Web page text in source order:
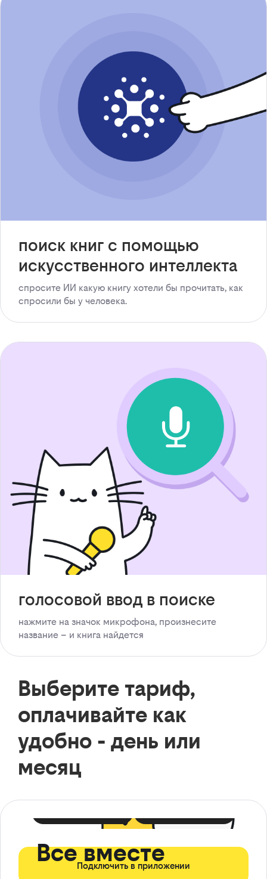
поиск книг с помощью
искусственного интеллекта
спросите ИИ какую книгу хотели бы прочитать, как
спросили бы у человека.
голосовой ввод в поиске
нажмите на значок микрофона, произнесите
название – и книга найдется
Выберите тариф,
оплачивайте как
удобно - день или
месяц
Все вместе
Подключить в приложении